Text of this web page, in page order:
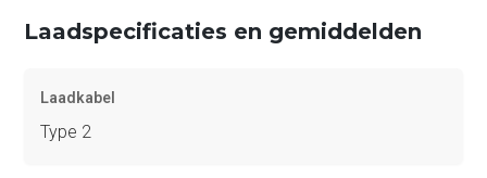
Laadspecificaties en gemiddelden
Laadkabel
Type 2